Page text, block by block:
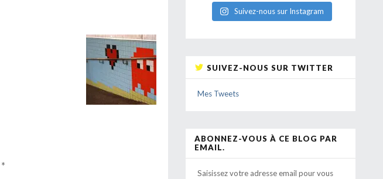
*
Suivez-nous sur Instagram
SUIVEZ-NOUS SUR TWITTER
Mes Tweets
ABONNEZ-VOUS À CE BLOG PAR
EMAIL.
Saisissez votre adresse email pour vous